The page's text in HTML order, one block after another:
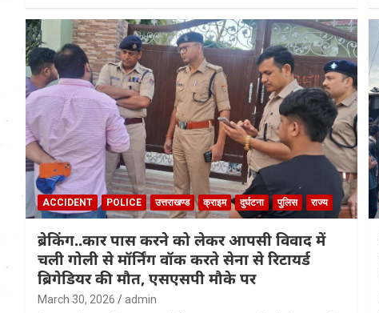
ACCIDENT POLICE उत्तराखण्ड क्राइम दुर्घटना पुलिस राज्य
ब्रेकिंग..कार पास करने को लेकर आपसी विवाद में
चली गोली से मॉर्निंग वॉक करते सेना से रिटायर्ड
ब्रिगेडियर की मौत, एसएसपी मौके पर
March 30, 2026 admin